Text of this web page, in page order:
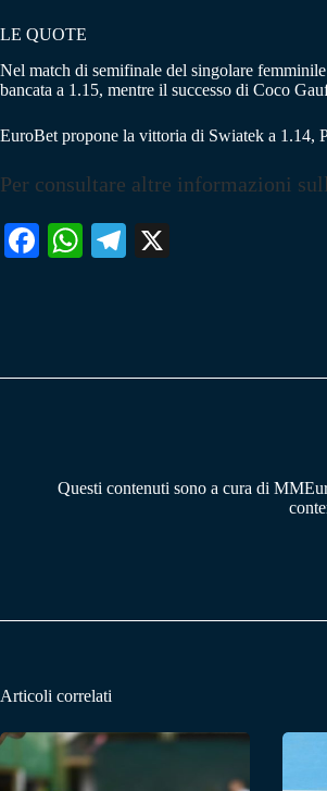
LE QUOTE
Nel match di semifinale del singolare
bancata a 1.15, mentre il successo di Coco
EuroBet propone la vittoria di Swiatek a 1.14,
Per consultare altre informazioni
Fa W
pp
Te
m
Questi contenuti sono a cura di
Articoli correlati